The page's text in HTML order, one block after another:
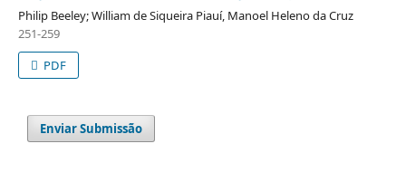
Philip Beeley; William de Siqueira Piauí, Manoel Heleno da Cruz
251-259
PDF
Enviar Submissão